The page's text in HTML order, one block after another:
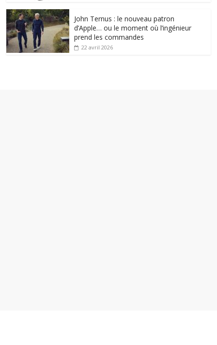
John Ternus : le nouveau patron
d’Apple… ou le moment où l’ingénieur
prend les commandes
22 avril 2026